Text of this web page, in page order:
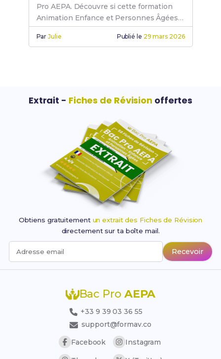
Pro AEPA. Découvre si cette formation
Animation Enfance et Personnes Âgées
te correspond vraiment.
ParJulie Publié le 29 mars 2026
Extrait - Fiches de Révision offertes
Obtiens gratuitement un extrait des Fiches de Révision
directement sur ta boîte mail.
Adresse email Recevoir
Bac Pro AEPA
+33 9 39 03 36 55
support@formav.co
Facebook
Instagram